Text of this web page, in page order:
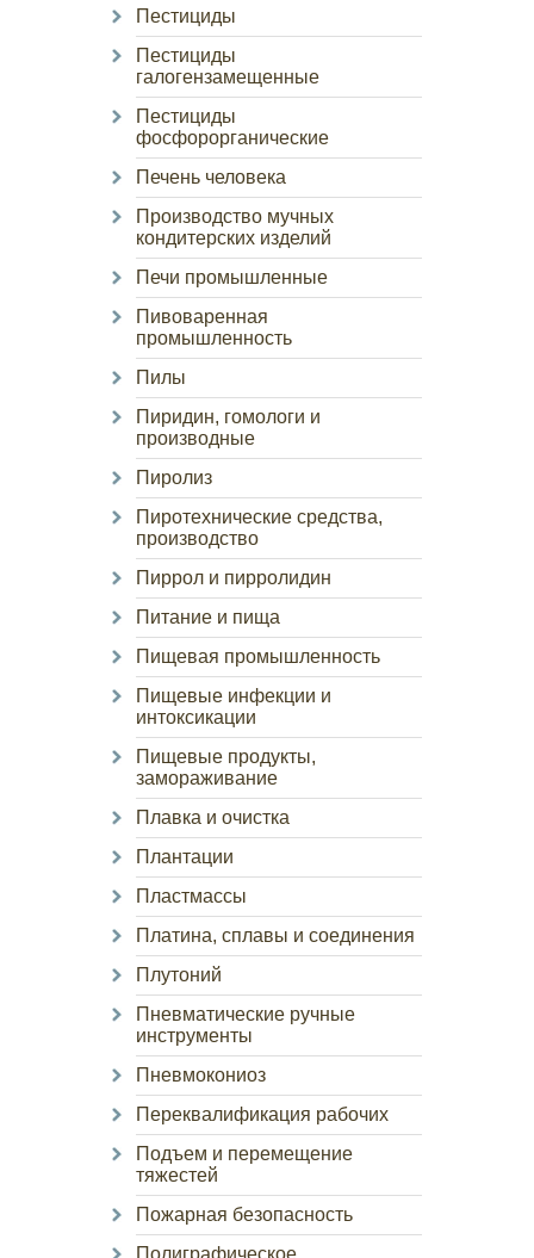
Пестициды
Пестициды
галогензамещенные
Пестициды
фосфорорганические
Печень человека
Производство мучных
кондитерских изделий
Печи промышленные
Пивоваренная
промышленность
Пилы
Пиридин, гомологи и
производные
Пиролиз
Пиротехнические средства,
производство
Пиррол и пирролидин
Питание и пища
Пищевая промышленность
Пищевые инфекции и
интоксикации
Пищевые продукты,
замораживание
Плавка и очистка
Плантации
Пластмассы
Платина, сплавы и соединения
Плутоний
Пневматические ручные
инструменты
Пневмокониоз
Переквалификация рабочих
Подъем и перемещение
тяжестей
Пожарная безопасность
Полиграфическое